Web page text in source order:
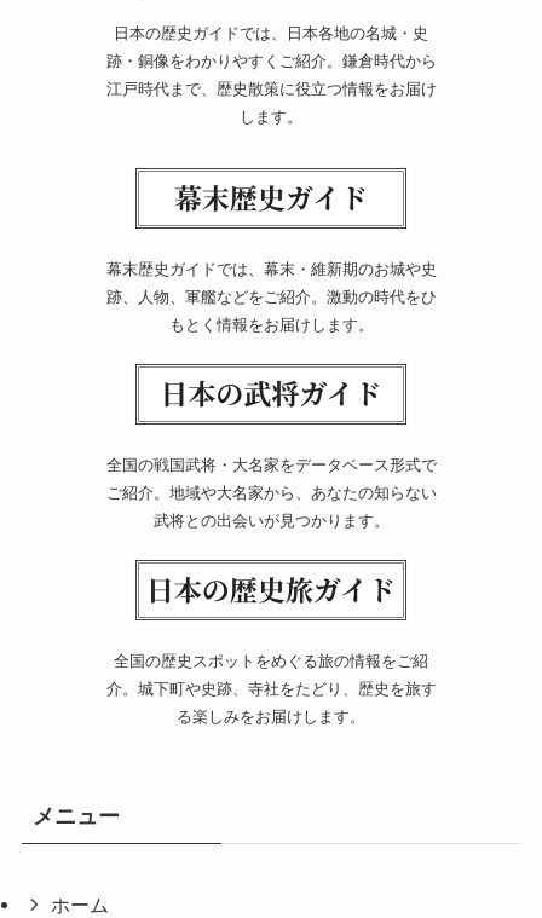
日本の歴史ガイドでは、日本各地の名城・史
跡・銅像をわかりやすくご紹介。鎌倉時代から
江戸時代まで、歴史散策に役立つ情報をお届け
します。
幕末歴史ガイドでは、幕末・維新期のお城や史
跡、人物、軍艦などをご紹介。激動の時代をひ
もとく情報をお届けします。
全国の戦国武将・大名家をデータベース形式で
ご紹介。地域や大名家から、あなたの知らない
武将との出会いが見つかります。
全国の歴史スポットをめぐる旅の情報をご紹
介。城下町や史跡、寺社をたどり、歴史を旅す
る楽しみをお届けします。
メニュー
ホーム